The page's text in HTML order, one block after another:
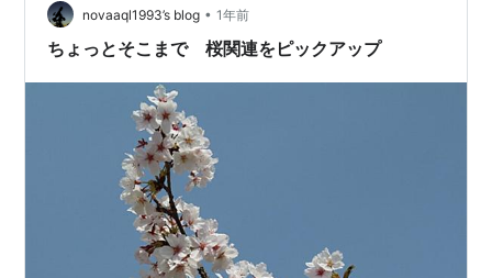
町561-1 桜の本数 約800本 桜の種類 ソメイヨシノ ほか
例年の見頃 3月下旬～4月上旬 ライトアップ あり（桜ま
novaaql1993’s blog • 1年前
ちょっとそこまで 桜関連をピックアップ